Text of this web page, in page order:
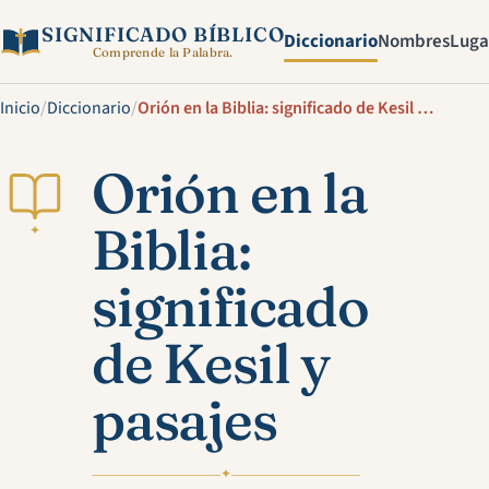
SIGNIFICADO BÍBLICO
Comprende la Palabra. DiccionarioNombres
Inicio/Diccionario/ Orión en la Biblia: significado de Kesil y pasajes
✦
Orión en la
Biblia:
significado
de Kesil y
pasajes
✦